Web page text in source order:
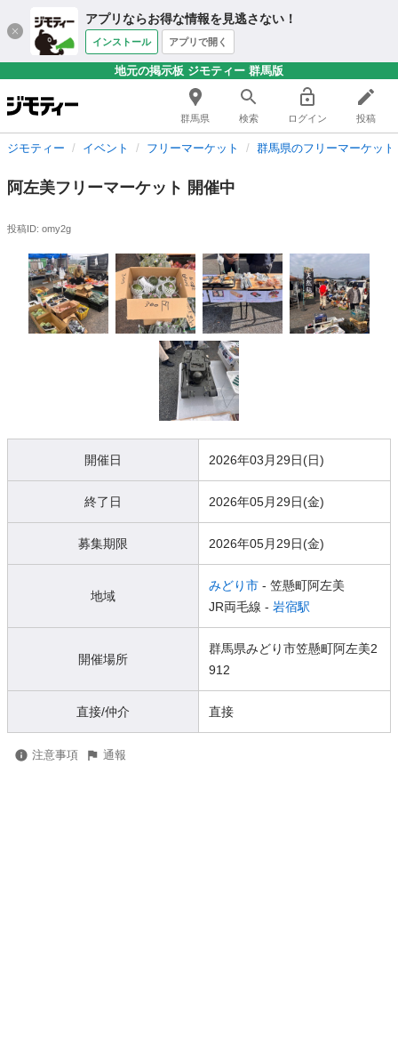
アプリならお得な情報を見逃さない！
インストール アプリで開く
地元の掲示板 ジモティー 群馬版
群馬県 検索 ログイン 投稿
ジモティー イベント フリーマーケット 群馬県のフリーマーケット
阿左美フリーマーケット 開催中
投稿ID: omy2g
開催日 2026年03月29日(日)
終了日 2026年05月29日(金)
募集期限 2026年05月29日(金)
地域
みどり市 - 笠懸町阿左美
JR両毛線 - 岩宿駅
開催場所
群馬県みどり市笠懸町阿左美2
912
直接/仲介 直接
注意事項 通報